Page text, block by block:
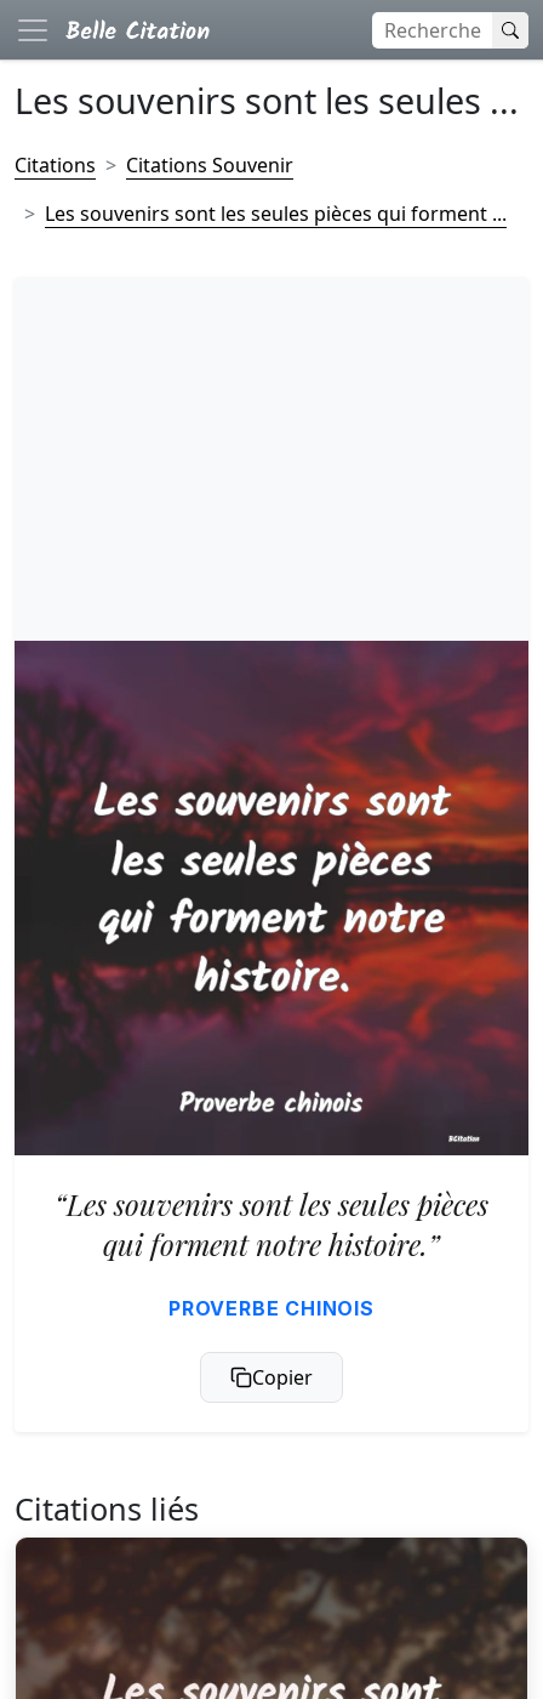
Les souvenirs sont les seules ...
Citations
Citations Souvenir
Les souvenirs sont les seules pièces qui forment ...
“Les souvenirs sont les seules pièces
qui forment notre histoire.”
PROVERBE CHINOIS
Copier
Citations liés